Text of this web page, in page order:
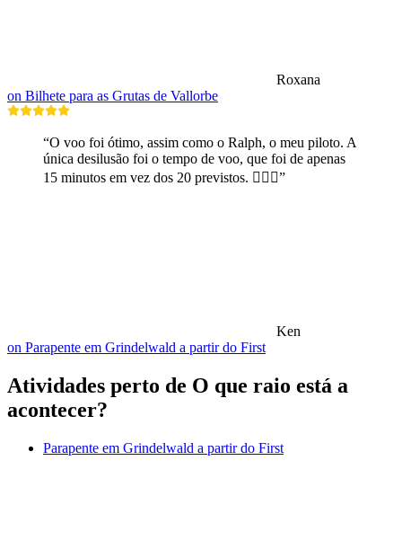
Roxana
on Bilhete para as Grutas de Vallorbe
“O voo foi ótimo, assim como o Ralph, o meu piloto. A
única desilusão foi o tempo de voo, que foi de apenas
15 minutos em vez dos 20 previstos. 🤷🏼‍♂️”
Ken
on Parapente em Grindelwald a partir do First
Atividades perto de O que raio está a
acontecer?
Parapente em Grindelwald a partir do First